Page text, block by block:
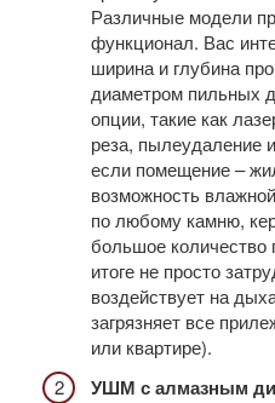
Различные модели
функционал. Вас
ширина и глубина
диаметром пильных
опции, такие как
реза, пылеудаление
если помещение –
возможность
по любому камню,
большое количество
итоге не просто
воздействует на
загрязняет все
или квартире).
УШМ с алмазным